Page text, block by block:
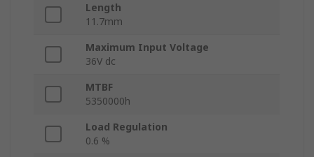
Length
11.7mm
Maximum Input Voltage
36V dc
MTBF
5350000h
Load Regulation
0.6 %